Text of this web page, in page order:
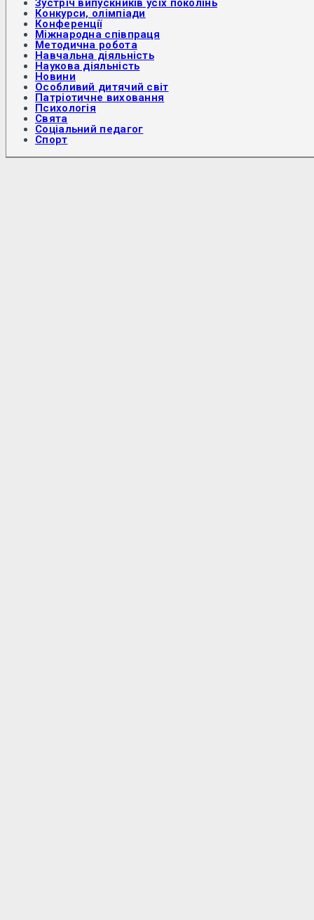
Зустріч випускників усіх поколінь
Конкурси, олімпіади
Конференції
Міжнародна співпраця
Методична робота
Навчальна діяльність
Наукова діяльність
Новини
Особливий дитячий світ
Патріотичне виховання
Психологія
Свята
Соціальний педагог
Спорт